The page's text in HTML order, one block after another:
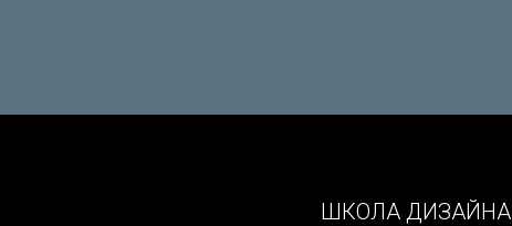
ШКОЛА ДИЗАЙНА